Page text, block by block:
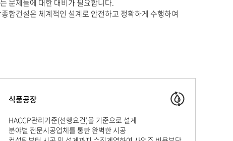
문제들에 대한 대비가 필요합니다.
합건설은 체계적인 설계로 안전하고 정확하게 수행하여
식품공장
HACCP관리기준(선행요건)을 기준으로 설계
분야별 전문시공업체를 통한 완벽한 시공